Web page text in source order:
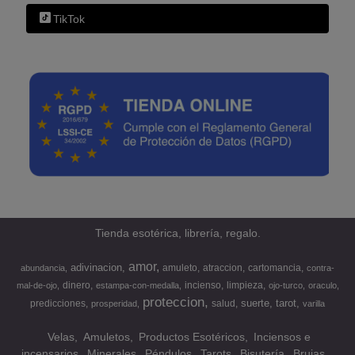
TikTok
Tienda esotérica, librería, regalo.
abundancia adivinacion amor amuleto atraccion cartomancia
contra-
mal-de-ojo
dinero estampa-con-medalla incienso limpieza ojo-turco oraculo
predicciones prosperidad proteccion salud suerte tarot varilla
Velas Amuletos Productos Esotéricos
Inciensos e